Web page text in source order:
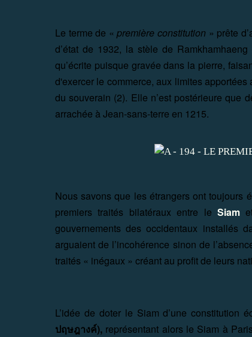
Le terme de «première constitution » prête
d’état de 1932, la stèle de
qu’écrite puisque gravée dans la pierre,
d'exercer le commerce, aux limites
du souverain (2). Elle n’est postérieure que
arrachée à Jean-sans-terre en 1215.
Nous savons que les étrangers ont toujours
premiers traités bilatéraux entre le Siam
gouvernements des occidentaux installés
arguaient de l’incohérence sinon de
traités « inégaux » créant au profit de leurs
L’idée de doter le Siam d’une constitution
ปฤษฎางค์), représentant alors le Siam à